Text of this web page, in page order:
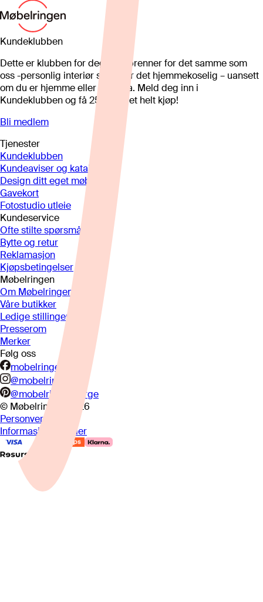
Kundeklubben
Dette er klubben for deg som brenner for det samme som
oss -personlig interiør som gjør det hjemmekoselig – uansett
om du er hjemme eller på hytta. Meld deg inn i
Kundeklubben og få 25%* på et helt kjøp!
Bli medlem
Tjenester
Kundeklubben
Kundeaviser og kataloger
Design ditt eget møbel
Gavekort
Fotostudio utleie
Kundeservice
Ofte stilte spørsmål
Bytte og retur
Reklamasjon
Kjøpsbetingelser
Møbelringen
Om Møbelringen
Våre butikker
Ledige stillinger
Presserom
Merker
Følg oss
mobelringen.no
@mobelringen
@mobelringennorge
© Møbelringen
2026
Personvern
Informasjonskapsler